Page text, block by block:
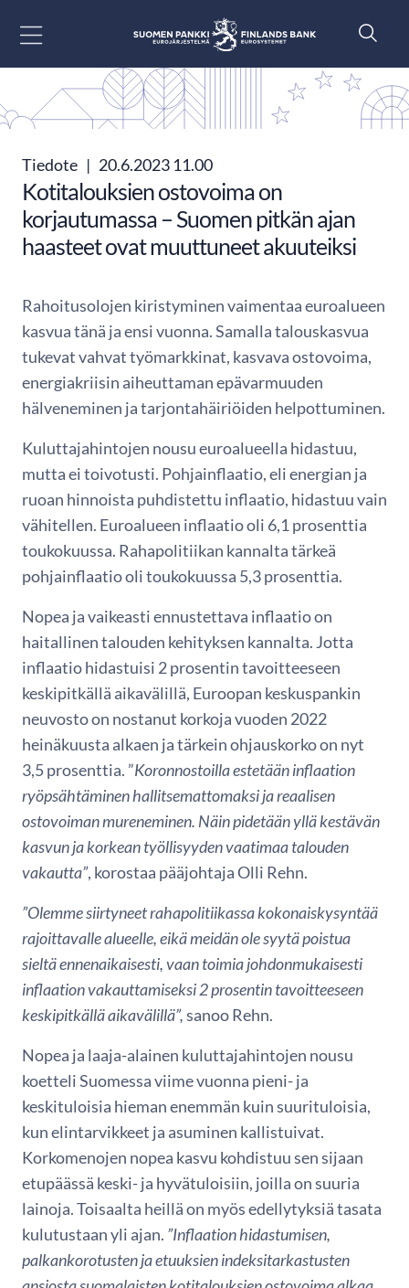
Tiedote | 20.6.2023 11.00
Kotitalouksien ostovoima on
korjautumassa – Suomen pitkän ajan
haasteet ovat muuttuneet akuuteiksi
Rahoitusolojen kiristyminen vaimentaa euroalueen
kasvua tänä ja ensi vuonna. Samalla talouskasvua
tukevat vahvat työmarkkinat, kasvava ostovoima,
energiakriisin aiheuttaman epävarmuuden
hälveneminen ja tarjontahäiriöiden helpottuminen.
Kuluttajahintojen nousu euroalueella hidastuu,
mutta ei toivotusti. Pohjainflaatio, eli energian ja
ruoan hinnoista puhdistettu inflaatio, hidastuu vain
vähitellen. Euroalueen inflaatio oli 6,1 prosenttia
toukokuussa. Rahapolitiikan kannalta tärkeä
pohjainflaatio oli toukokuussa 5,3 prosenttia.
Nopea ja vaikeasti ennustettava inflaatio on
haitallinen talouden kehityksen kannalta. Jotta
inflaatio hidastuisi 2 prosentin tavoitteeseen
keskipitkällä aikavälillä, Euroopan keskuspankin
neuvosto on nostanut korkoja vuoden 2022
heinäkuusta alkaen ja tärkein ohjauskorko on nyt
3,5 prosenttia. ”Koronnostoilla estetään inflaation
ryöpsähtäminen hallitsemattomaksi ja reaalisen
ostovoiman mureneminen. Näin pidetään yllä kestävän
kasvun ja korkean työllisyyden vaatimaa talouden
vakautta”, korostaa pääjohtaja Olli Rehn.
”Olemme siirtyneet rahapolitiikassa kokonaiskysyntää
rajoittavalle alueelle, eikä meidän ole syytä poistua
sieltä ennenaikaisesti, vaan toimia johdonmukaisesti
inflaation vakauttamiseksi 2 prosentin tavoitteeseen
keskipitkällä aikavälillä”,sanoo Rehn.
Nopea ja laaja-alainen kuluttajahintojen nousu
koetteli Suomessa viime vuonna pieni- ja
keskituloisia hieman enemmän kuin suurituloisia,
kun elintarvikkeet ja asuminen kallistuivat.
Korkomenojen nopea kasvu kohdistuu sen sijaan
etupäässä keski- ja hyvätuloisiin, joilla on suuria
lainoja. Toisaalta heillä on myös edellytyksiä tasata
kulutustaan yli ajan. ”Inflaation hidastumisen,
palkankorotusten ja etuuksien indeksitarkastusten